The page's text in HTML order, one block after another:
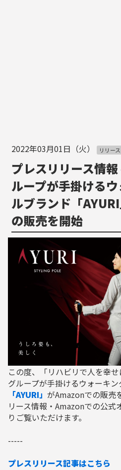
2022年03月01日（火） リリース
プレスリリース情
ループが手掛ける
ルブランド「
の販売を開始
この度、「リハビリで人を幸
グループが手掛けるウォーキ
「AYURI」 がAmazonでの販売
リース情報・Amazonでの公式
りご覧いただけます。
-----
プレスリリース記事はこちら